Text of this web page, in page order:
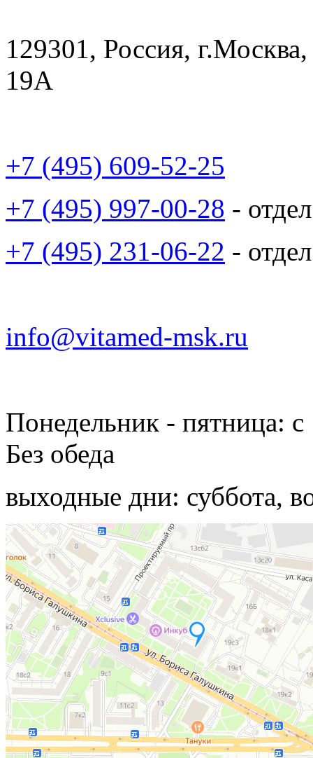
129301, Россия,
19А
+7 (495) 609-52-25
+7 (495) 997-00-28 -
+7 (495) 231-06-22 -
info@vitamed-msk.ru
Понедельник - пятница:
Без обеда
выходные дни: суббота,